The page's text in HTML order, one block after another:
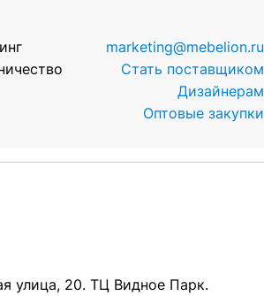
marketing@mebelion.ru
Стать поставщиком
Дизайнерам
Оптовые закупки
улица, 20. ТЦ Видное Парк.